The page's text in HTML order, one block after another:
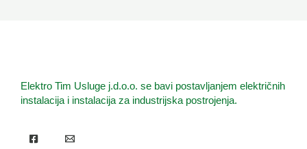
Elektro Tim Usluge j.d.o.o. se bavi postavljanjem električnih
instalacija i instalacija za industrijska postrojenja.